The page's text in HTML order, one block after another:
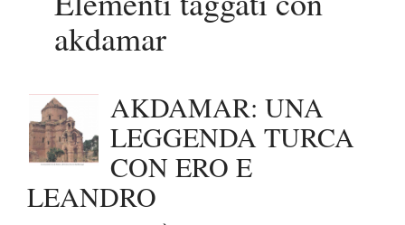
akdamar
AKDAMAR: UNA
LEGGENDA TURCA
CON ERO E
LEANDRO